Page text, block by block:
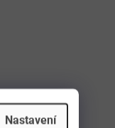
Nastavení